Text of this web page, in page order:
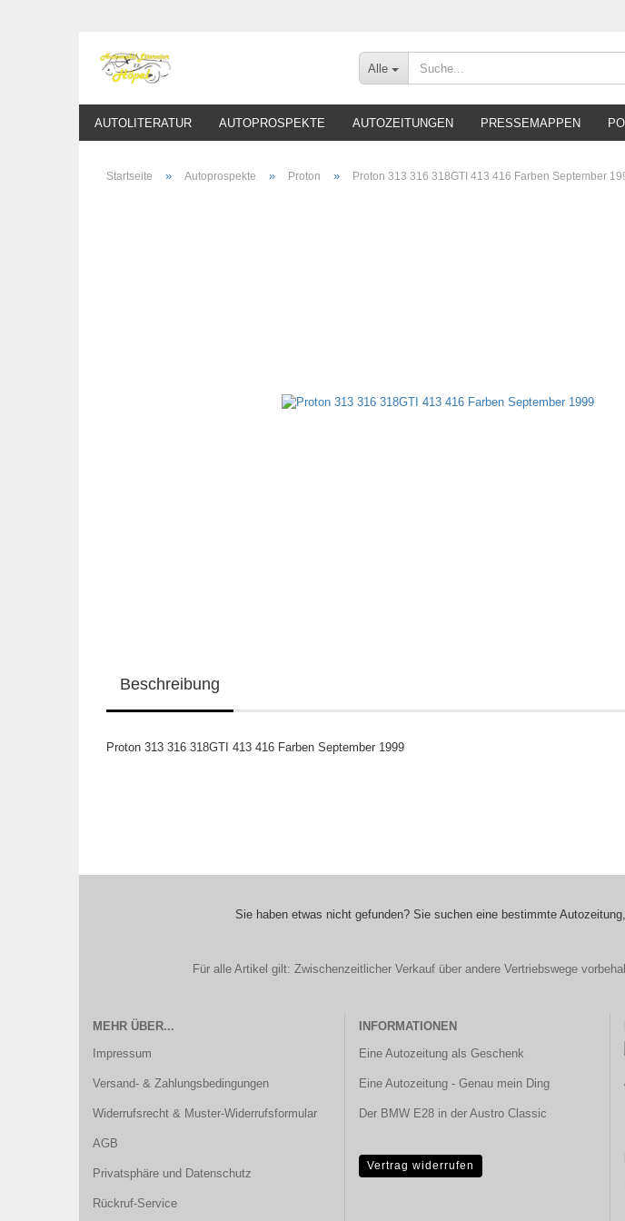
Alle
AUTOLITERATUR AUTOPROSPEKTE AUTOZEITUNGEN PRESSEMAPPEN
Startseite » Autoprospekte » Proton » Proton 313 316 318GTI 413 416 Farben September
Beschreibung
Proton 313 316 318GTI 413 416 Farben September 1999
Sie haben etwas nicht gefunden? Sie suchen eine bestimmte
Für alle Artikel gilt: Zwischenzeitlicher Verkauf über andere Vertriebswege
MEHR ÜBER...
Impressum
Versand- & Zahlungsbedingungen
Widerrufsrecht & Muster-Widerrufsformular
AGB
Privatsphäre und Datenschutz
Rückruf-Service
INFORMATIONEN
Eine Autozeitung als Geschenk
Eine Autozeitung - Genau mein Ding
Der BMW E28 in der Austro Classic
Vertrag widerrufen